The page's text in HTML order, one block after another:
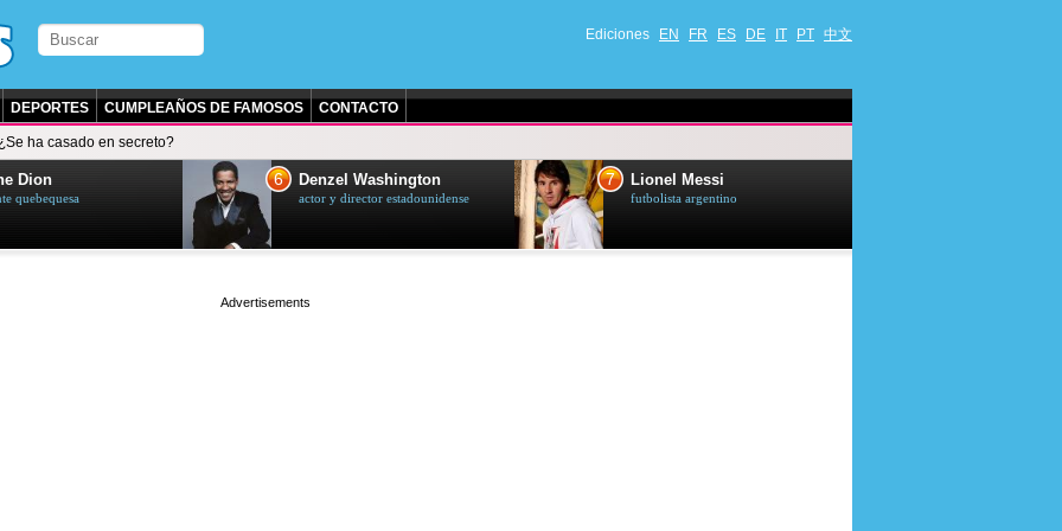
Ediciones EN FR ES DE IT PT 中文
DEPORTES CUMPLEAÑOS DE FAMOSOS CONTACTO
ha casado en secreto?
Washington
director estadounidense
7 Lionel Messi
futbolista argentino
8 Jet Li
actor chino